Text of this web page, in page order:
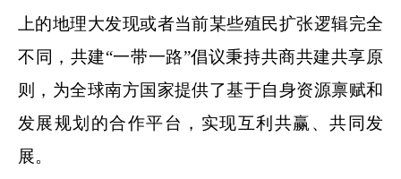
上的地理大发现或者当前某些殖民扩张逻辑完全
不同，共建“一带一路”倡议秉持共商共建共享原
则，为全球南方国家提供了基于自身资源禀赋和
发展规划的合作平台，实现互利共赢、共同发
展。